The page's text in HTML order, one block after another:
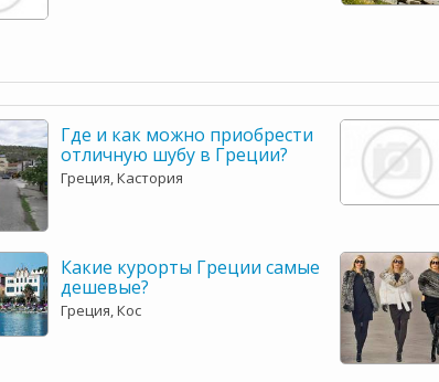
Где и как можно приобрести
отличную шубу в Греции?
Греция, Кастория
Какие курорты Греции самые
дешевые?
Греция, Кос